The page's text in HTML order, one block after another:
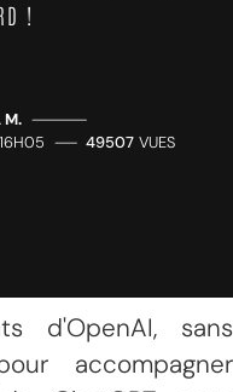
!
M. —————
—— 49507 VUES
d'OpenAI, sans
accompagner